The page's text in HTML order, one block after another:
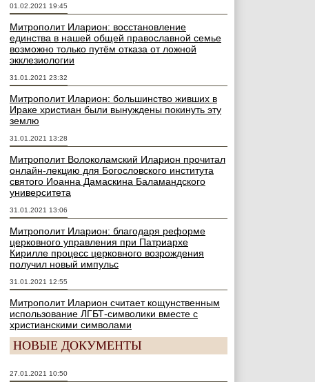
01.02.2021 19:45
Митрополит Иларион: восстановление
единства в нашей общей православной семье
возможно только путём отказа от ложной
экклезиологии
31.01.2021 23:32
Митрополит Иларион: большинство живших в
Ираке христиан были вынуждены покинуть эту
землю
31.01.2021 13:28
Митрополит Волоколамский Иларион прочитал
онлайн-лекцию для Богословского института
святого Иоанна Дамаскина Баламандского
университета
31.01.2021 13:06
Митрополит Иларион: благодаря реформе
церковного управления при Патриархе
Кирилле процесс церковного возрождения
получил новый импульс
31.01.2021 12:55
Митрополит Иларион считает кощунственным
использование ЛГБТ-символики вместе с
христианскими символами
НОВЫЕ ДОКУМЕНТЫ
27.01.2021 10:50